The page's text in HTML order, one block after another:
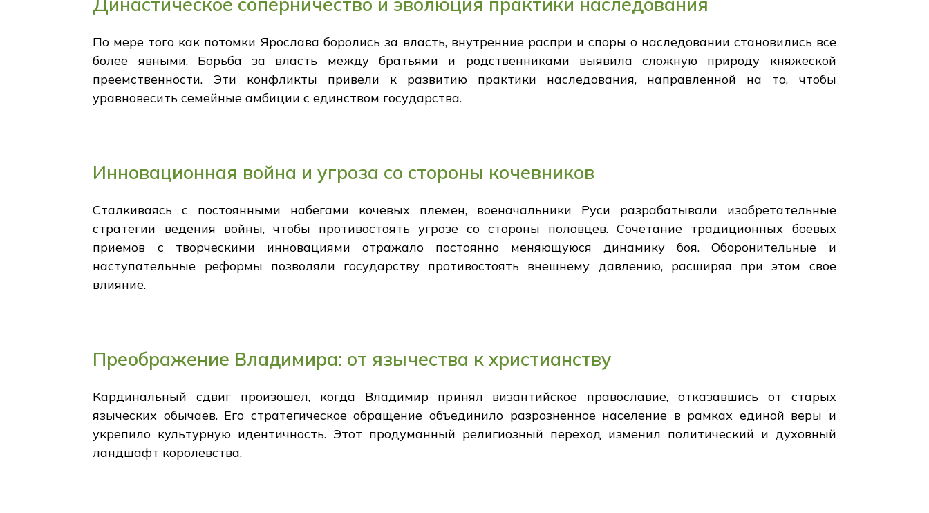
По мере того как потомки Ярослава боролись за власть, внутренние распри и споры о наследовании становились все
более явными. Борьба за власть между братьями и родственниками выявила сложную природу княжеской
преемственности. Эти конфликты привели к развитию практики наследования, направленной на то, чтобы
уравновесить семейные амбиции с единством государства.
Инновационная война и угроза со стороны кочевников
Сталкиваясь с постоянными набегами кочевых племен, военачальники Руси разрабатывали изобретательные
стратегии ведения войны, чтобы противостоять угрозе со стороны половцев. Сочетание традиционных боевых
приемов с творческими инновациями отражало постоянно меняющуюся динамику боя. Оборонительные и
наступательные реформы позволяли государству противостоять внешнему давлению, расширяя при этом свое
влияние.
Преображение Владимира: от язычества к христианству
Кардинальный сдвиг произошел, когда Владимир принял византийское православие, отказавшись от старых
языческих обычаев. Его стратегическое обращение объединило разрозненное население в рамках единой веры и
укрепило культурную идентичность. Этот продуманный религиозный переход изменил политический и духовный
ландшафт королевства.